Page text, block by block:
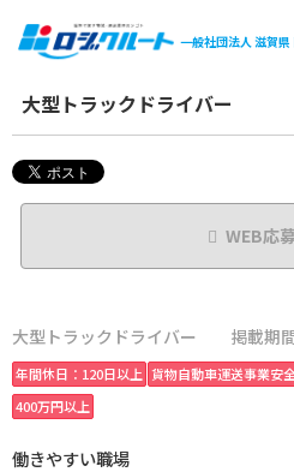
一般社団法人滋賀県
大型トラックドライバー
WEB応
大型トラックドライバー 掲載期
年間休日：120日以上 貨物自動車運送事業安
400万円以上
働きやすい職場